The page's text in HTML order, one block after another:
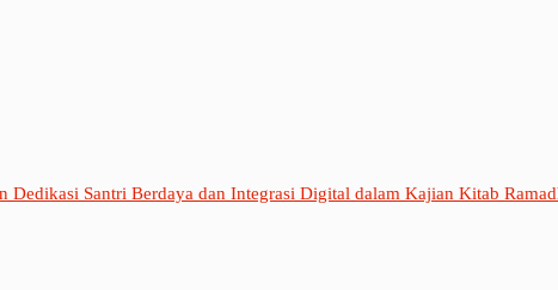
Santri Berdaya dan Integrasi Digital dalam Kajian Kitab